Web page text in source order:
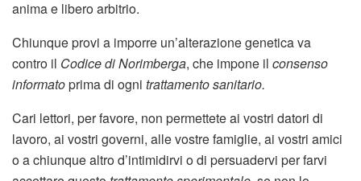
anima e libero arbitrio.
Chiunque provi a imporre un’alterazione genetica va
contro il Codice di Norimberga, che impone il consenso
informatoprima di ogni trattamento sanitario.
Cari lettori, per favore, non permettete ai vostri datori di
lavoro, ai vostri governi, alle vostre famiglie, ai vostri amici
o a chiunque altro d’intimidirvi o di persuadervi per farvi